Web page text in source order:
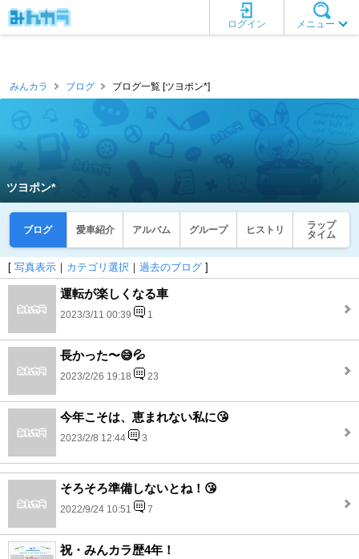
メニュー
ログイン
みんカラ ブログ ブログ一覧 [ツヨポン*]
ツヨポン*
ブログ 愛車紹介 アルバム グループ ヒストリ
ラップ
タイム
[ 写真表示 ｜ カテゴリ選択 ｜ 過去のブログ ]
運転が楽しくなる車
2023/3/11 00:39 1
長かった〜😅💦
2023/2/26 19:18 23
今年こそは、恵まれない私に😘
2023/2/8 12:44 3
そろそろ準備しないとね！😘
2022/9/24 10:51 7
祝・みんカラ歴4年！